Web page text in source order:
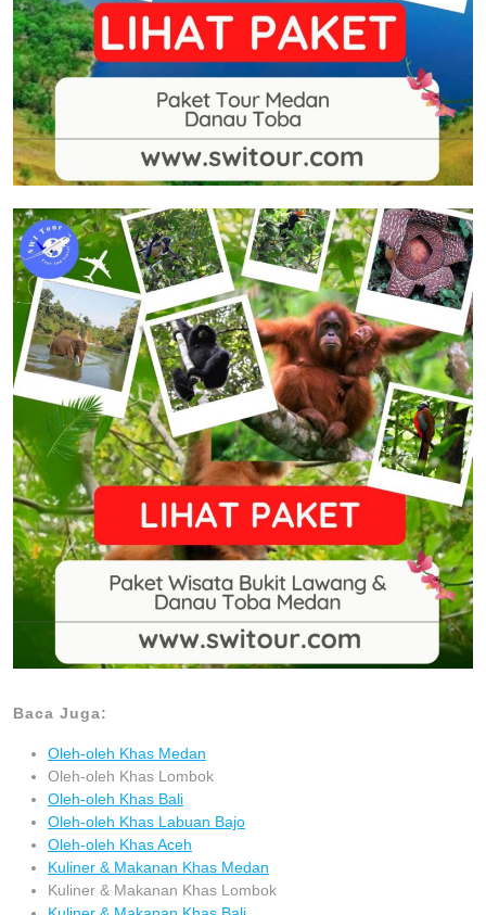
Baca Juga:
Oleh-oleh Khas Medan
Oleh-oleh Khas Lombok
Oleh-oleh Khas Bali
Oleh-oleh Khas Labuan Bajo
Oleh-oleh Khas Aceh
Kuliner & Makanan Khas Medan
Kuliner & Makanan Khas Lombok